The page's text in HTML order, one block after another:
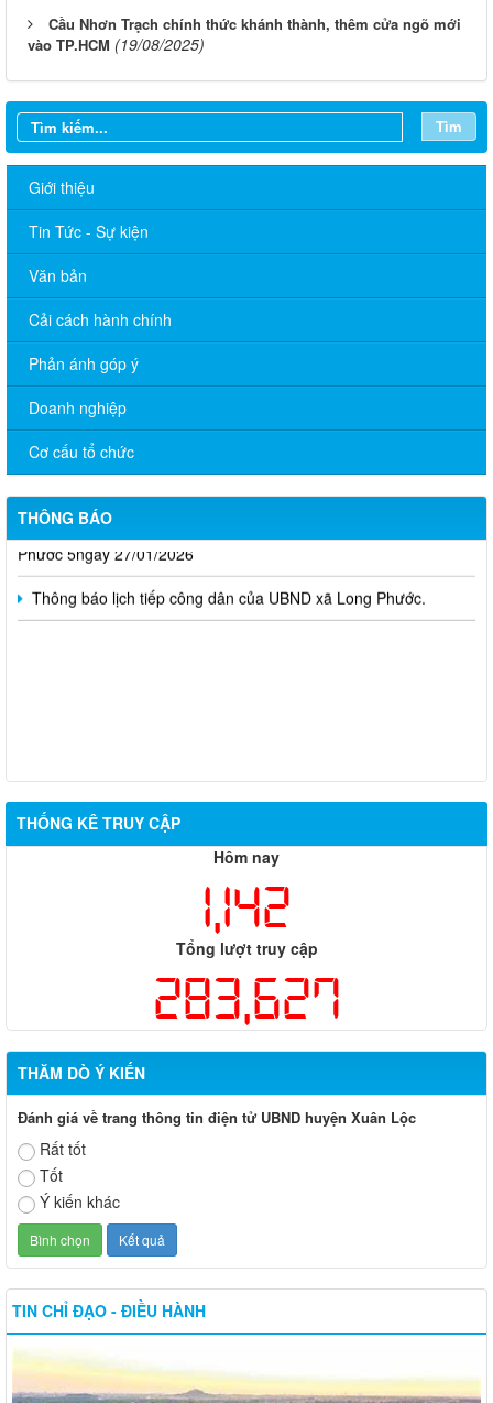
Cầu Nhơn Trạch chính thức khánh thành, thêm cửa ngõ mới
vào TP.HCM (19/08/2025)
Tìm
Giới thiệu
Tin Tức - Sự kiện
Văn bản
Cải cách hành chính
Phản ánh góp ý
Doanh nghiệp
Cơ cấu tổ chức
THÔNG BÁO
CHUYÊN MỤC TUYỂN DỤNG
Công bố Quyết định về việc xếp hạng di tích lịch sử Đình Tập
Phước - Phước Hòa xã Long Phước, tỉnh Đồng Nai.
thông báo tạm ngưng cung cấp điện trạm biến áp 320kVA Long
Phước 5ngày 27/01/2026
Thông báo lịch tiếp công dân của UBND xã Long Phước.
THỐNG KÊ TRUY CẬP
Hôm nay
1,142
Tổng lượt truy cập
283,627
THĂM DÒ Ý KIẾN
Đánh giá về trang thông tin điện tử UBND huyện Xuân Lộc
Rất tốt
Tốt
Ý kiến khác
TIN CHỈ ĐẠO - ĐIỀU HÀNH